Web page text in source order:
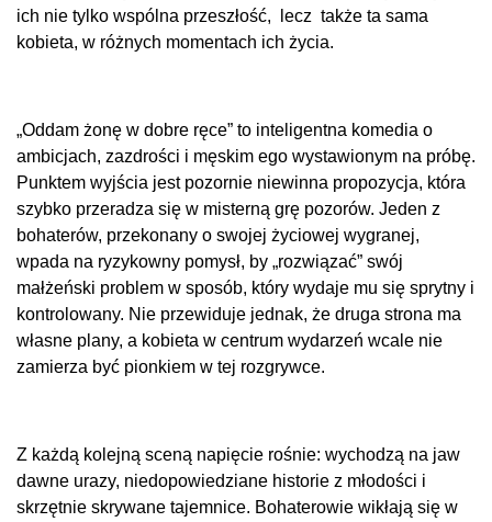
ich nie tylko wspólna przeszłość, lecz także ta sama
kobieta, w różnych momentach ich życia.
„Oddam żonę w dobre ręce” to inteligentna komedia o
ambicjach, zazdrości i męskim ego wystawionym na próbę.
Punktem wyjścia jest pozornie niewinna propozycja, która
szybko przeradza się w misterną grę pozorów. Jeden z
bohaterów, przekonany o swojej życiowej wygranej,
wpada na ryzykowny pomysł, by „rozwiązać” swój
małżeński problem w sposób, który wydaje mu się sprytny i
kontrolowany. Nie przewiduje jednak, że druga strona ma
własne plany, a kobieta w centrum wydarzeń wcale nie
zamierza być pionkiem w tej rozgrywce.
Z każdą kolejną sceną napięcie rośnie: wychodzą na jaw
dawne urazy, niedopowiedziane historie z młodości i
skrzętnie skrywane tajemnice. Bohaterowie wikłają się w